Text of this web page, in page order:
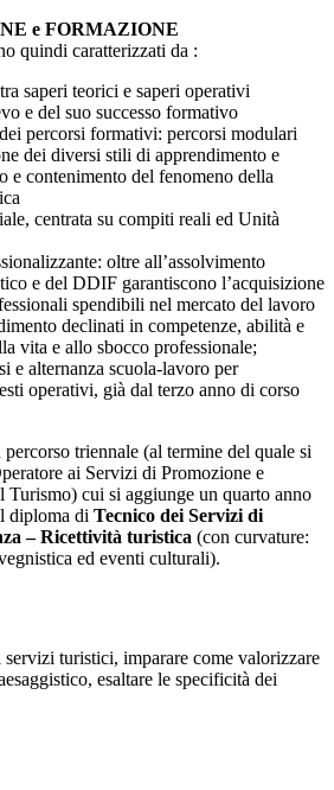
e FORMAZIONE
quindi caratterizzati da :
saperi teorici e saperi operativi
e del suo successo formativo
percorsi formativi: percorsi modulari
dei diversi stili di apprendimento e
e contenimento del fenomeno della
centrata su compiti reali ed Unità
oltre all’assolvimento
e del DDIF garantiscono l’acquisizione
spendibili nel mercato del lavoro
declinati in competenze, abilità e
vita e allo sbocco professionale;
e alternanza scuola-lavoro per
operativi, già dal terzo anno di corso
triennale (al termine del quale si
ai Servizi di Promozione e
cui si aggiunge un quarto anno
diploma di Tecnico dei Servizi di
– Ricettività turistica (con curvature:
ed eventi culturali).
servizi turistici, imparare come valorizzare
esaltare le specificità dei